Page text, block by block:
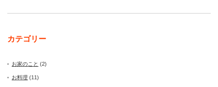
カテゴリー
お家のこと (2)
お料理 (11)